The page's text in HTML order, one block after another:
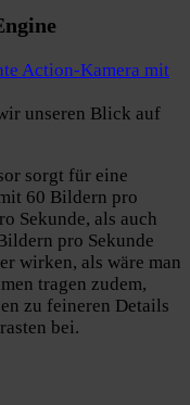
unseren Blick auf
sorgt für eine
60 Bildern pro
Sekunde, als auch
pro Sekunde
wirken, als wäre man
tragen zudem,
zu feineren Details
bei.